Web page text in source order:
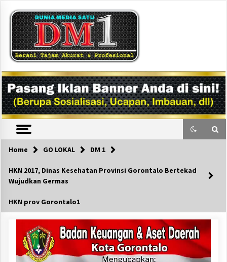
content
DM1
Home GO LOKAL DM 1
HKN 2017, Dinas Kesehatan Provinsi Gorontalo Bertekad
Wujudkan Germas
HKN prov Gorontalo1